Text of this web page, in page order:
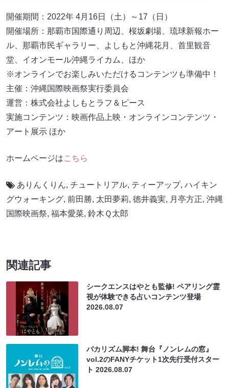
開催期間：2022年 4月16日（土）～17（日）
開催場所：那覇市国際通り周辺、桜坂劇場、琉球新報ホー
ル、那覇市民ギャラリー、よしもと沖縄花月、首里観音
堂、イオンモール沖縄ライカム、ほか
※オンラインでお楽しみいただけるコンテンツも準備中！
主催：沖縄国際映画祭実行委員会
運営：株式会社よしもとラフ＆ピース
実施コンテンツ：映画作品上映・オンラインコンテンツ・
アート展示 ほか
ホームページはこちら
ありんくりん, チュートリアル, ティーアップ, ハイキン
グウォーキング, 前田勝, 太田夢莉, 徳井義実, 月亭方正, 沖縄
国際映画祭, 福本愛菜, 鈴木Ｑ太郎
関連記事
シークエンスはやとも監修! ペアリング霊
視が体験できる占いコンテンツ登場
2026.08.07
バカリズム脚本! 舞台『ノンレムの窓』
vol.2のFANYチケット1次先行受付スター
ト2026.08.07